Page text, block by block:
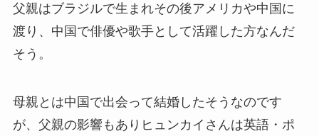
父親はブラジルで生まれその後アメリカや中国に
渡り、中国で俳優や歌手として活躍した方なんだ
そう。
母親とは中国で出会って結婚したそうなのです
が、父親の影響もありヒュンカイさんは英語・ポ